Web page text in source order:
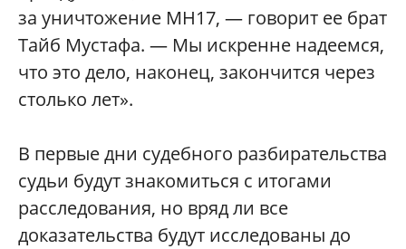
за уничтожение MH17, — говорит ее брат
Тайб Мустафа. — Мы искренне надеемся,
что это дело, наконец, закончится через
столько лет».
В первые дни судебного разбирательства
судьи будут знакомиться с итогами
расследования, но вряд ли все
доказательства будут исследованы до